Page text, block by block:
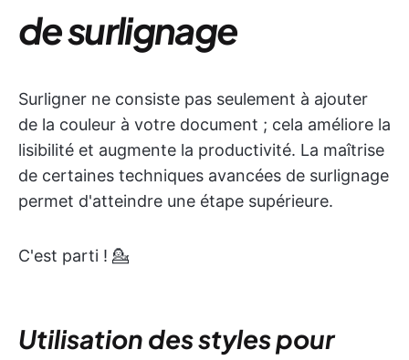
de surlignage
Surligner ne consiste pas seulement à ajouter
de la couleur à votre document ; cela améliore la
lisibilité et augmente la productivité. La maîtrise
de certaines techniques avancées de surlignage
permet d'atteindre une étape supérieure.
C'est parti ! 💁
Utilisation des styles pour